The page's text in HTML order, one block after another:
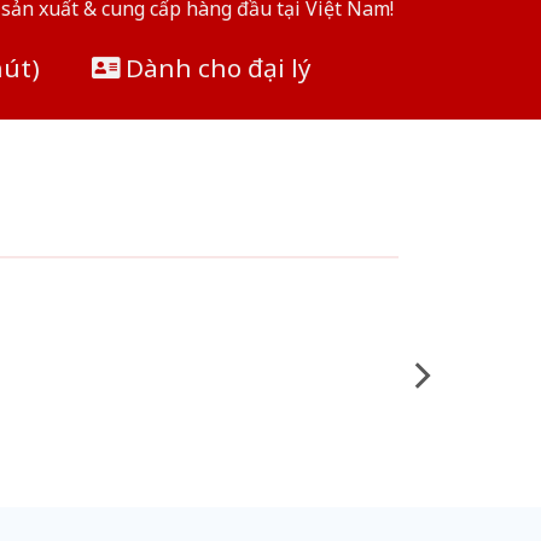
xuất & cung cấp hàng đầu tại Việt Nam!
Dành cho đại lý